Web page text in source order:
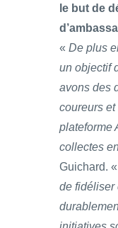
le but de
« De plus
un objectif
avons des
coureurs
plateforme
collectes
Guichard. «
de fidéliser